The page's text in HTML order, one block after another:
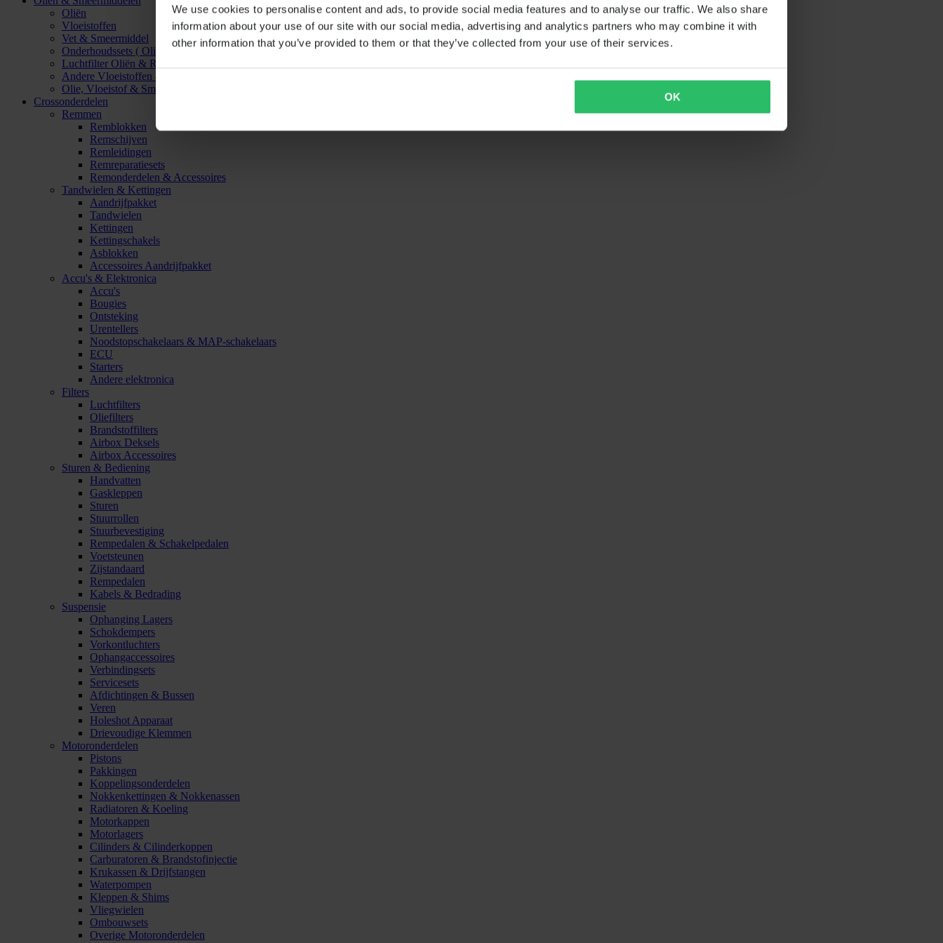
We use cookies to personalise content and ads, to provide social media features and to analyse our traffic. We also share
information about your use of our site with our social media, advertising and analytics partners who may combine it with
other information that you’ve provided to them or that they’ve collected from your use of their services.
OK
Oliën
Vloeistoffen
Vet & Smeermiddel
Onderhoudssets ( Olie & Filter)
Luchtfilter Oliën & Reinigers
Andere Vloeistoffen & Smeermiddelen
Olie, Vloeistof & Smeermiddel Accessoires
Crossonderdelen
Remmen
Remblokken
Remschijven
Remleidingen
Remreparatiesets
Remonderdelen & Accessoires
Tandwielen & Kettingen
Aandrijfpakket
Tandwielen
Kettingen
Kettingschakels
Asblokken
Accessoires Aandrijfpakket
Accu's & Elektronica
Accu's
Bougies
Ontsteking
Urentellers
Noodstopschakelaars & MAP-schakelaars
ECU
Starters
Andere elektronica
Filters
Luchtfilters
Oliefilters
Brandstoffilters
Airbox Deksels
Airbox Accessoires
Sturen & Bediening
Handvatten
Gaskleppen
Sturen
Stuurrollen
Stuurbevestiging
Rempedalen & Schakelpedalen
Voetsteunen
Zijstandaard
Rempedalen
Kabels & Bedrading
Suspensie
Ophanging Lagers
Schokdempers
Vorkontluchters
Ophangaccessoires
Verbindingsets
Servicesets
Afdichtingen & Bussen
Veren
Holeshot Apparaat
Drievoudige Klemmen
Motoronderdelen
Pistons
Pakkingen
Koppelingsonderdelen
Nokkenkettingen & Nokkenassen
Radiatoren & Koeling
Motorkappen
Motorlagers
Cilinders & Cilinderkoppen
Carburatoren & Brandstofinjectie
Krukassen & Drijfstangen
Waterpompen
Kleppen & Shims
Vliegwielen
Ombouwsets
Overige Motoronderdelen